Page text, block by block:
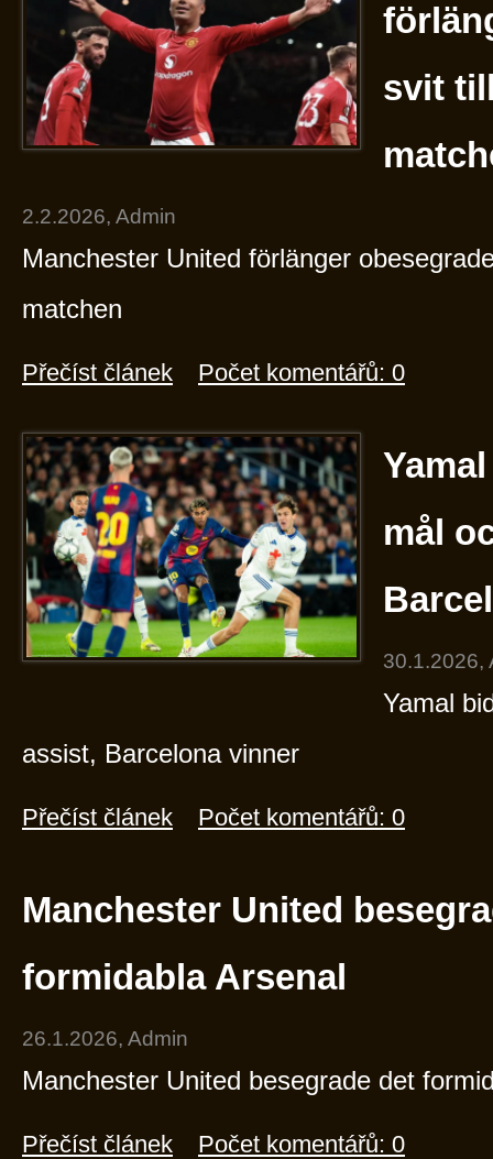
svit
2.2.2026, Admin
Manchester United förlänger
matchen
Přečíst článek Počet komentářů: 0
mål
30.1.2026,
Yamal
assist, Barcelona vinner
Přečíst článek Počet komentářů: 0
Manchester United
formidabla Arsenal
26.1.2026, Admin
Manchester United besegrade det
Přečíst článek Počet komentářů: 0